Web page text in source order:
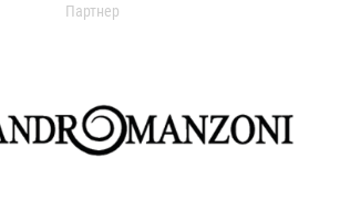
Партнер